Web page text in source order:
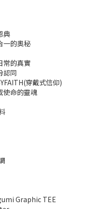
典
一的奧秘
常的真實
認同
穿戴式信仰)
使命的靈魂
Graphic TEE